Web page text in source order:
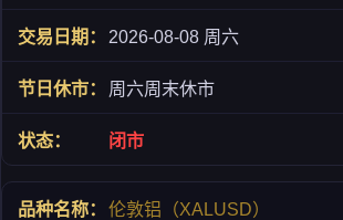
2026-08-08 周六
周六周末休市
闭市
伦敦铝（XALUSD）